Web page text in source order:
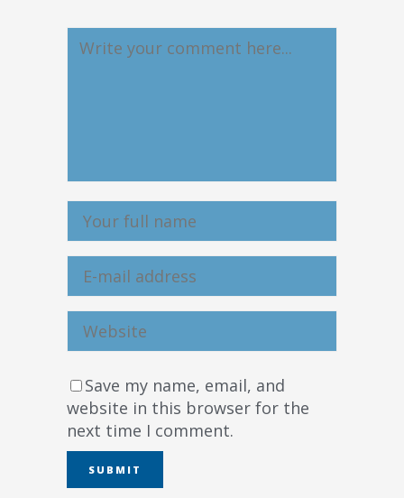
Save my name, email, and
website in this browser for the
next time I comment.